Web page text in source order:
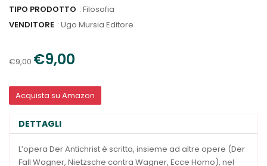
TIPO PRODOTTO : Filosofia
VENDITORE : Ugo Mursia Editore
€9,00 €9,00
Acquista su Amazon
DETTAGLI
L’opera Der Antichrist è scritta, insieme ad altre opere (Der
Fall Wagner, Nietzsche contra Wagner, Ecce Homo), nel